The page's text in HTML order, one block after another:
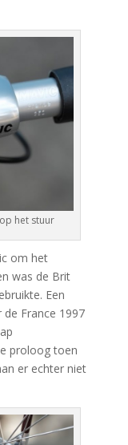
het stuur
om het
was de Brit
Een
France 1997
proloog toen
er echter niet